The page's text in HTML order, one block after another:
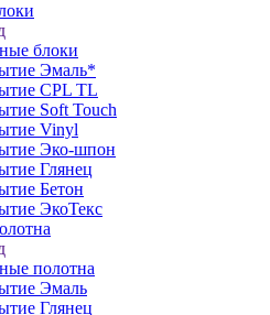
блоки
Эмаль*
CPL TL
Soft Touch
Vinyl
Эко-шпон
Глянец
Бетон
ЭкоТекс
полотна
Эмаль
Глянец